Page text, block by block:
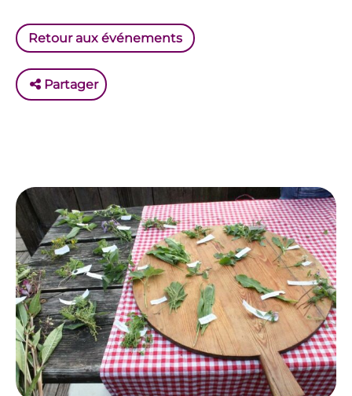
Retour aux événements
Partager